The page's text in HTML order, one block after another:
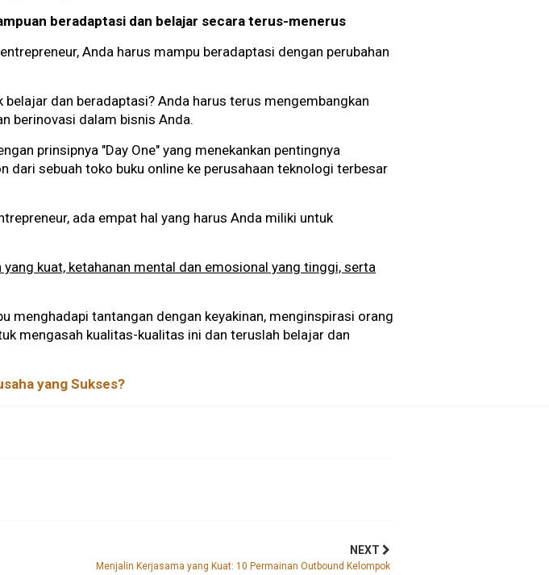
beradaptasi dan belajar secara terus-menerus
Anda harus mampu beradaptasi dengan perubahan
dan beradaptasi? Anda harus terus mengembangkan
berinovasi dalam bisnis Anda.
prinsipnya "Day One" yang menekankan pentingnya
dari sebuah toko buku online ke perusahaan teknologi terbesar
ada empat hal yang harus Anda miliki untuk
kuat, ketahanan mental dan emosional yang tinggi, serta
menghadapi tantangan dengan keyakinan, menginspirasi orang
mengasah kualitas-kualitas ini dan teruslah belajar dan
yang Sukses?
NEXT
Menjalin Kerjasama yang Kuat: 10 Permainan Outbound Kelompok